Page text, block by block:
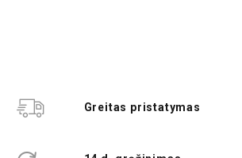
Greitas pristatymas